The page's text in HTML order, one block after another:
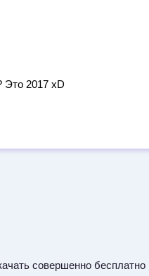
Это 2017 xD
совершенно